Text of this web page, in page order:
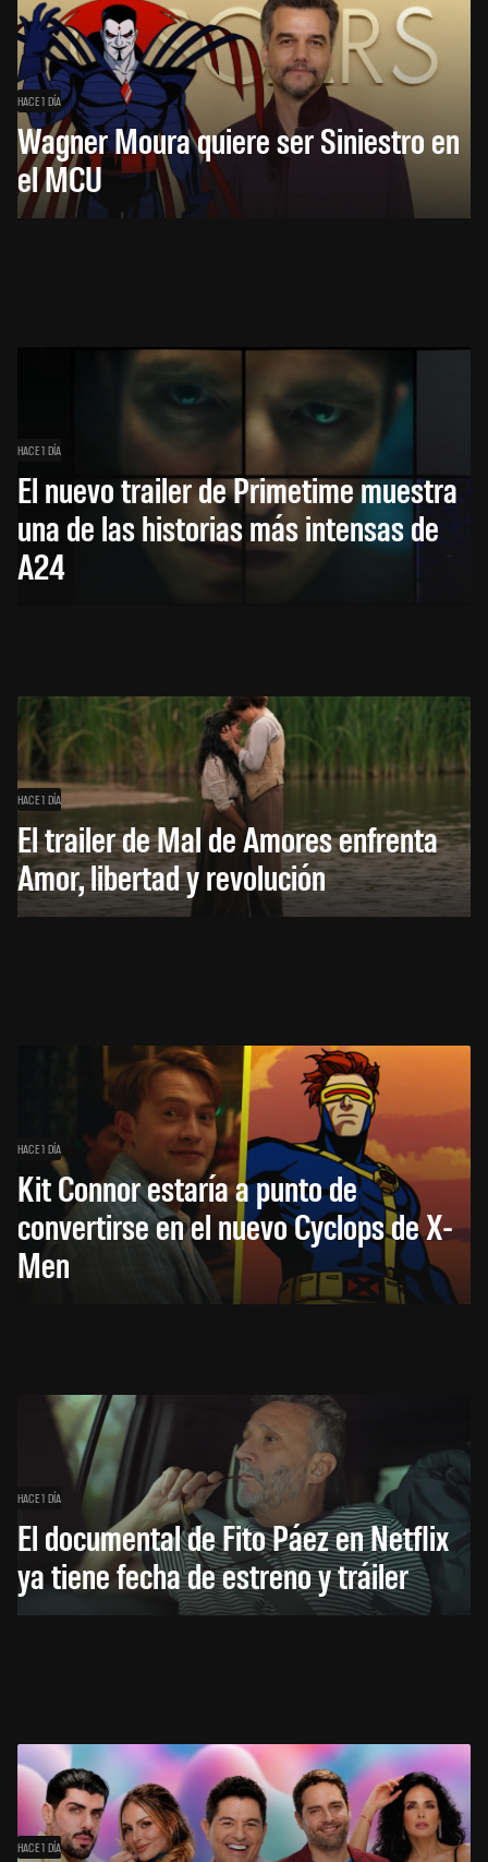
HACE 1 DÍA
Wagner Moura quiere ser Siniestro en
el MCU
HACE 1 DÍA
El nuevo trailer de Primetime muestra
una de las historias más intensas de
A24
HACE 1 DÍA
El trailer de Mal de Amores enfrenta
Amor, libertad y revolución
HACE 1 DÍA
Kit Connor estaría a punto de
convertirse en el nuevo Cyclops de X-
Men
HACE 1 DÍA
El documental de Fito Páez en Netflix
ya tiene fecha de estreno y tráiler
HACE 1 DÍA